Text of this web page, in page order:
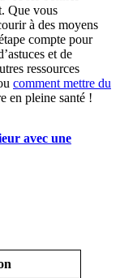
Que vous
à des moyens
compte pour
et de
ressources
comment mettre du
en pleine santé !
avec une